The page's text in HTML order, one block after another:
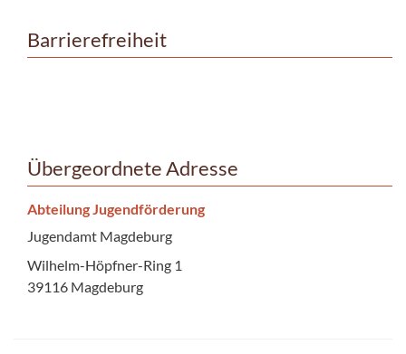
Barrierefreiheit
Übergeordnete Adresse
Abteilung Jugendförderung
Jugendamt Magdeburg
Wilhelm-Höpfner-Ring 1
39116 Magdeburg